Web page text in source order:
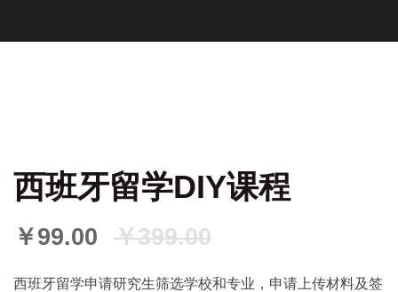
西班牙留学DIY课程
￥99.00 ￥399.00
西班牙留学申请研究生筛选学校和专业，申请上传材料及签